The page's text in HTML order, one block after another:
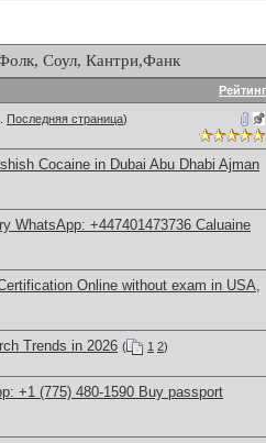
Соул, Кантри,Фанк
Рейтинг
Последняя страница)
Cocaine in Dubai Abu Dhabi Ajman
WhatsApp: +447401473736 Caluaine
Online without exam in USA,
Trends in 2026 ( 1 2)
+1 (775) 480-1590 Buy passport